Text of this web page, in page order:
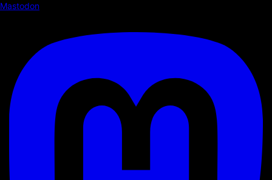
Mastodon